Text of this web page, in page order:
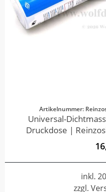
Artikelnummer:
Universal-
Druckdose |
inkl.
zzgl.